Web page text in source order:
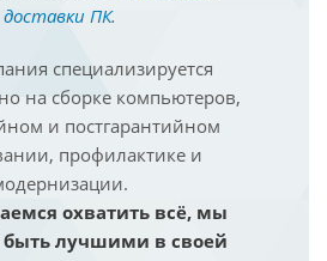
доставки ПК.
специализируется
на сборке компьютеров,
и постгарантийном
профилактике и
охватить всё, мы
лучшими в своей